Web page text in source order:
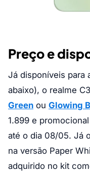
Preço e
Já disponíveis para
abaixo), o realme
Green ou Glowing
1.899 e
até o dia 08/05. Já
na versão Paper
adquirido no kit